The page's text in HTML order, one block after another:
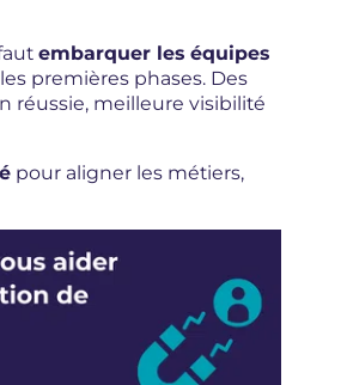
embarquer les équipes
premières phases. Des
réussie, meilleure visibilité
pour aligner les métiers,